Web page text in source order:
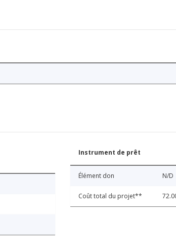
Instrument de prêt
Élément don N/D
Coût total du projet**